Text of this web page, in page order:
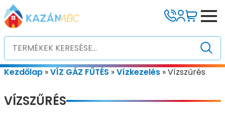
Kezdőlap »VÍZ GÁZ FŰTÉS »Vízkezelés »Vízszűrés
VÍZSZŰRÉS